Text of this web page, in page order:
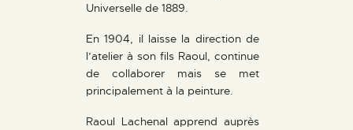
Universelle de 1889.
En 1904, il laisse la direction de
l’atelier à son fils Raoul, continue
de collaborer mais se met
principalement à la peinture.
Raoul Lachenal apprend auprès